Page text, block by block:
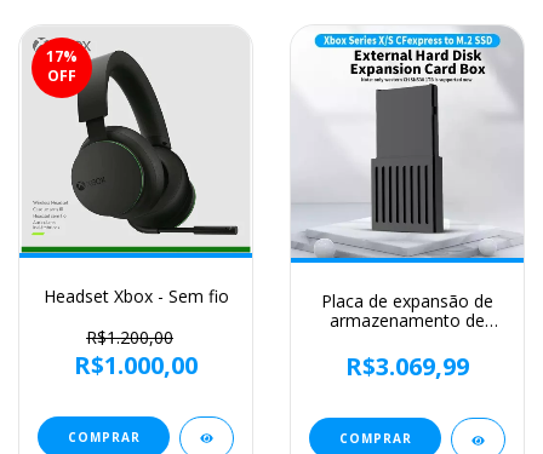
17%
OFF
Headset Xbox - Sem fio
R$1.200,00
R$1.000,00
Placa de expansão de
armazenamento de
Series XS 512G 1T
R$3.069,99
COMPRAR